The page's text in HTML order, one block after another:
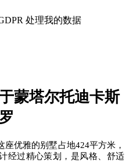
处理我的数据
蒙塔尔托迪卡斯
优雅的别墅占地424平方米，
经过精心策划，是风格、舒适